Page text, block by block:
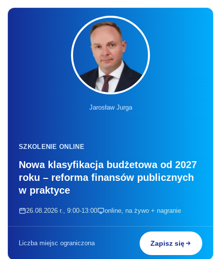
Jarosław Jurga
SZKOLENIE ONLINE
Nowa klasyfikacja budżetowa od 2027
roku – reforma finansów publicznych
w praktyce
26.08.2026 r., 9:00-13:00 online, na żywo + nagranie
Liczba miejsc ograniczona Zapisz się